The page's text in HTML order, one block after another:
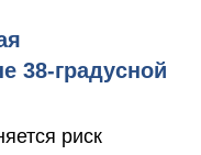
38-градусной
риск